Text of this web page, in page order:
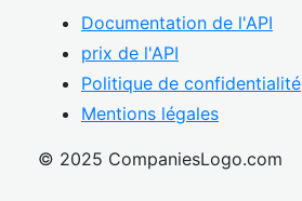
Documentation de l'API
prix de l'API
Politique de confidentialité
Mentions légales
© 2025 CompaniesLogo.com